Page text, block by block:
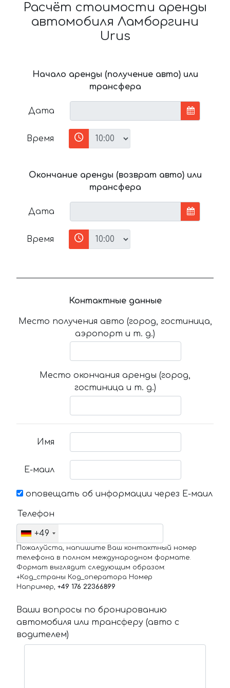
Расчёт стоимости аренды
автомобиля Ламборгини
Urus
Начало аренды (получение авто) или
трансфера
Дата
Время
Окончание аренды (возврат авто) или
трансфера
Дата
Время
Контактные данные
Место получения авто (город, гостиница,
аэропорт и т. д.)
Место окончания аренды (город,
гостиница и т. д.)
Имя
Е-маил
оповещать об информации через Е-маил
Телефон
+49
Пожалуйста, напишите Ваш контактный номер
телефона в полном международном формате.
Формат выглядит следующим образом:
+Код_страны Код_оператора Номер
Например, +49 176 22366899
Ваши вопросы по бронированию
автомобиля или трансферу (авто с
водителем)